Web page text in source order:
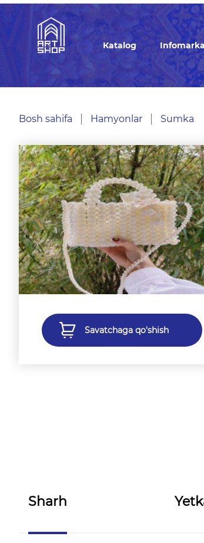
Кatalog
Bosh sahifa Hamyonlar Sumka
Savatchaga qo'shish
Sharh